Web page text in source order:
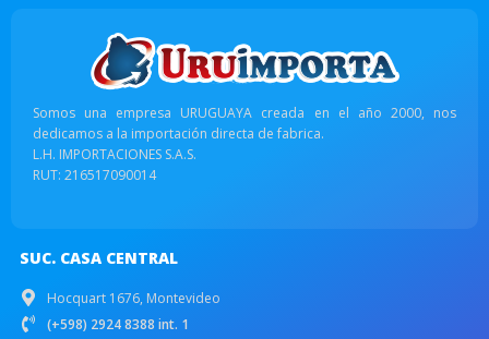
Somos una empresa URUGUAYA creada en el año 2000, nos
dedicamos a la importación directa de fabrica.
L.H. IMPORTACIONES S.A.S.
RUT: 216517090014
SUC. CASA CENTRAL
Hocquart 1676, Montevideo
(+598) 2924 8388 int. 1